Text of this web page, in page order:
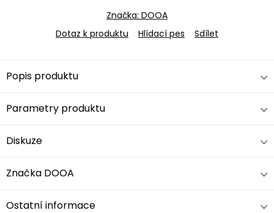
Značka: DOOA
Dotaz k produktu
Hlídací pes Sdílet
Popis produktu
Parametry produktu
Diskuze
Značka DOOA
Ostatní informace